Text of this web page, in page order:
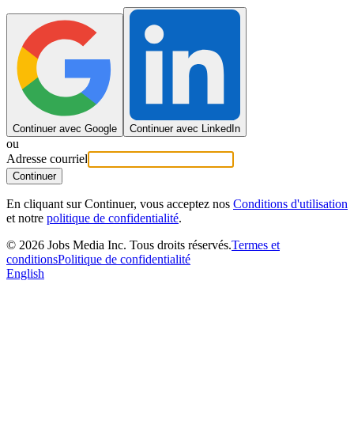
Continuer avec Google Continuer avec LinkedIn
ou
Adresse courriel
Continuer
En cliquant sur Continuer, vous acceptez nos Conditions d'utilisation
et notre politique de confidentialité.
© 2026 Jobs Media Inc. Tous droits réservés.Termes et
conditionsPolitique de confidentialité
English